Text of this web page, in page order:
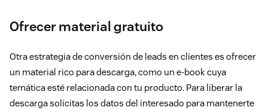
Ofrecer material gratuito
Otra estrategia de conversión de leads en clientes es ofrecer
un material rico para descarga, como un e-book cuya
temática esté relacionada con tu producto. Para liberar la
descarga solicitas los datos del interesado para mantenerte